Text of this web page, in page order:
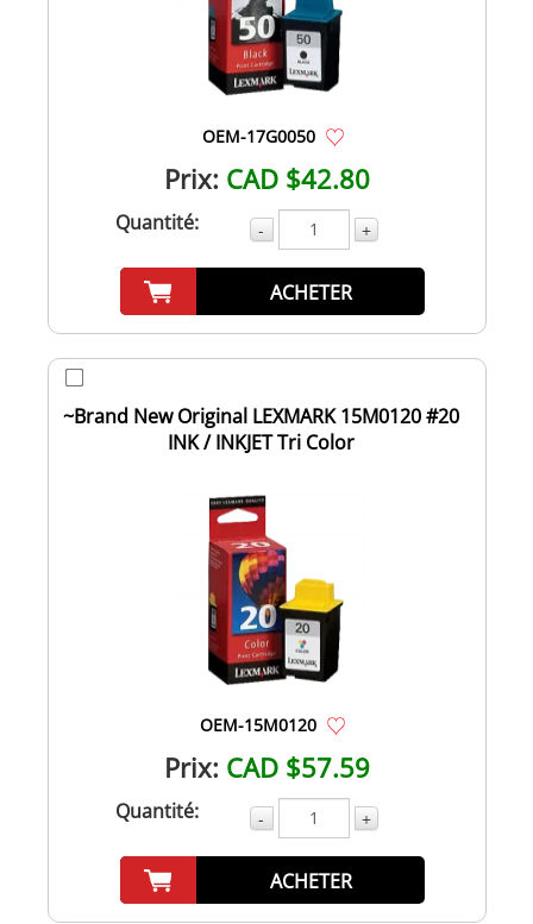
OEM-17G0050
Prix: CAD $42.80
Quantité: - +
ACHETER
~Brand New Original LEXMARK 15M0120 #20
INK / INKJET Tri Color
OEM-15M0120
Prix: CAD $57.59
Quantité: - +
ACHETER